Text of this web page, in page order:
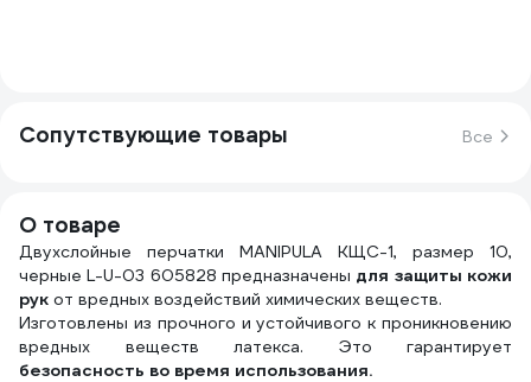
Сопутствующие товары Все
О товаре
Двухслойные перчатки MANIPULA КЩС-1, размер 10,
черные L-U-03 605828 предназначены для защиты кожи
рук от вредных воздействий химических веществ.
Изготовлены из прочного и устойчивого к проникновению
вредных веществ латекса. Это гарантирует
безопасность во время использования.